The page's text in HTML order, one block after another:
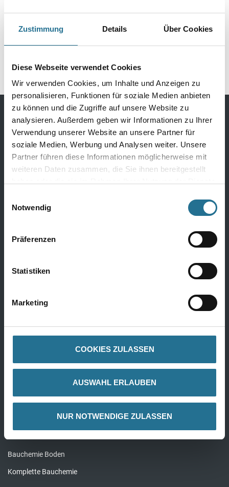
Zustimmung Details Über Cookies
Diese Webseite verwendet Cookies
Wir verwenden Cookies, um Inhalte und Anzeigen zu
personalisieren, Funktionen für soziale Medien anbieten
zu können und die Zugriffe auf unsere Website zu
analysieren. Außerdem geben wir Informationen zu Ihrer
Verwendung unserer Website an unsere Partner für
soziale Medien, Werbung und Analysen weiter. Unsere
Partner führen diese Informationen möglicherweise mit
weiteren Daten zusammen, die Sie ihnen bereitgestellt
Notwendig
Präferenzen
Statistiken
Marketing
COOKIES ZULASSEN
AUSWAHL ERLAUBEN
NUR NOTWENDIGE ZULASSEN
MPlus SoundProtect
ALU+ 2,0 mm 8,0x1,0 m
Polyurethan-Mineral
2032-002858
MPlus SoundProtect 2,0
mm 8,0x1,0 m Wineo
Mineral
2032-002918
Bodenbeläge
Design Bodenbeläge
Textile Bodenbeläge
Elastische Bodenbeläge
Kork
Wandbeläge
Überstreichbare Tapeten & Vliese
Alle Wandbeläge
Bauchemie Wand
Bauchemie Boden
Komplette Bauchemie